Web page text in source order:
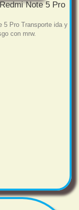
Note 5 Pro
5 Pro Transporte ida y
con mrw.